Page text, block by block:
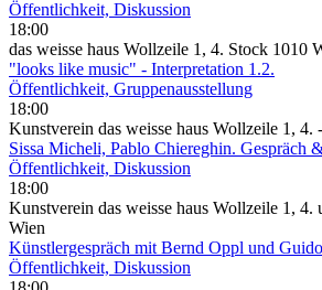
Öffentlichkeit, Diskussion
18:00
das weisse haus Wollzeile 1, 4. Stock 1010
"looks like music" - Interpretation 1.2.
Öffentlichkeit, Gruppenausstellung
18:00
Kunstverein das weisse haus Wollzeile 1, 4.
Sissa Micheli, Pablo Chiereghin. Gespräch
Öffentlichkeit, Diskussion
18:00
Kunstverein das weisse haus Wollzeile 1, 4.
Wien
Künstlergespräch mit Bernd Oppl und
Öffentlichkeit, Diskussion